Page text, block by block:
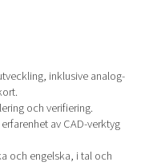
inklusive analog-
och verifiering.
av CAD-verktyg
och engelska, i tal och